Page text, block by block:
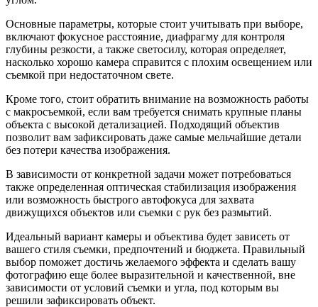
Основные параметры, которые стоит учитывать при выборе,
включают фокусное расстояние, диафрагму для контроля
глубины резкости, а также светосилу, которая определяет,
насколько хорошо камера справится с плохим освещением или
съемкой при недостаточном свете.
Кроме того, стоит обратить внимание на возможность работы
с макросъемкой, если вам требуется снимать крупные планы
объекта с высокой детализацией. Подходящий объектив
позволит вам зафиксировать даже самые мельчайшие детали
без потери качества изображения.
В зависимости от конкретной задачи может потребоваться
также определенная оптическая стабилизация изображения
или возможность быстрого автофокуса для захвата
движущихся объектов или съемки с рук без размытий.
Идеальный вариант камеры и объектива будет зависеть от
вашего стиля съемки, предпочтений и бюджета. Правильный
выбор поможет достичь желаемого эффекта и сделать вашу
фотографию еще более выразительной и качественной, вне
зависимости от условий съемки и угла, под которым вы
решили зафиксировать объект.